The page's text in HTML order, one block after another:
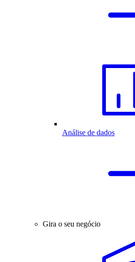
Análise de dados
Gira o seu negócio